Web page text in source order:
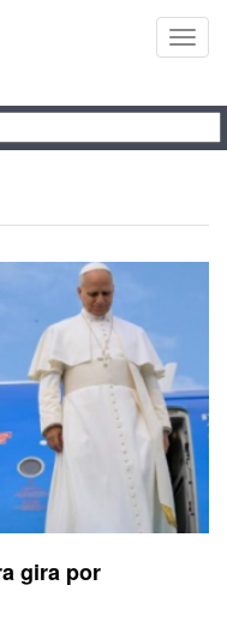
gira por